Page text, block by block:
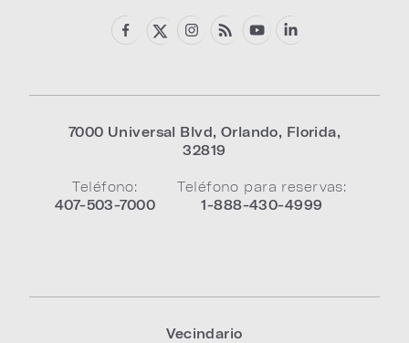
7000 Universal Blvd, Orlando, Florida,
32819
Teléfono:
407-503-7000
Teléfono para reservas:
1-888-430-4999
Vecindario